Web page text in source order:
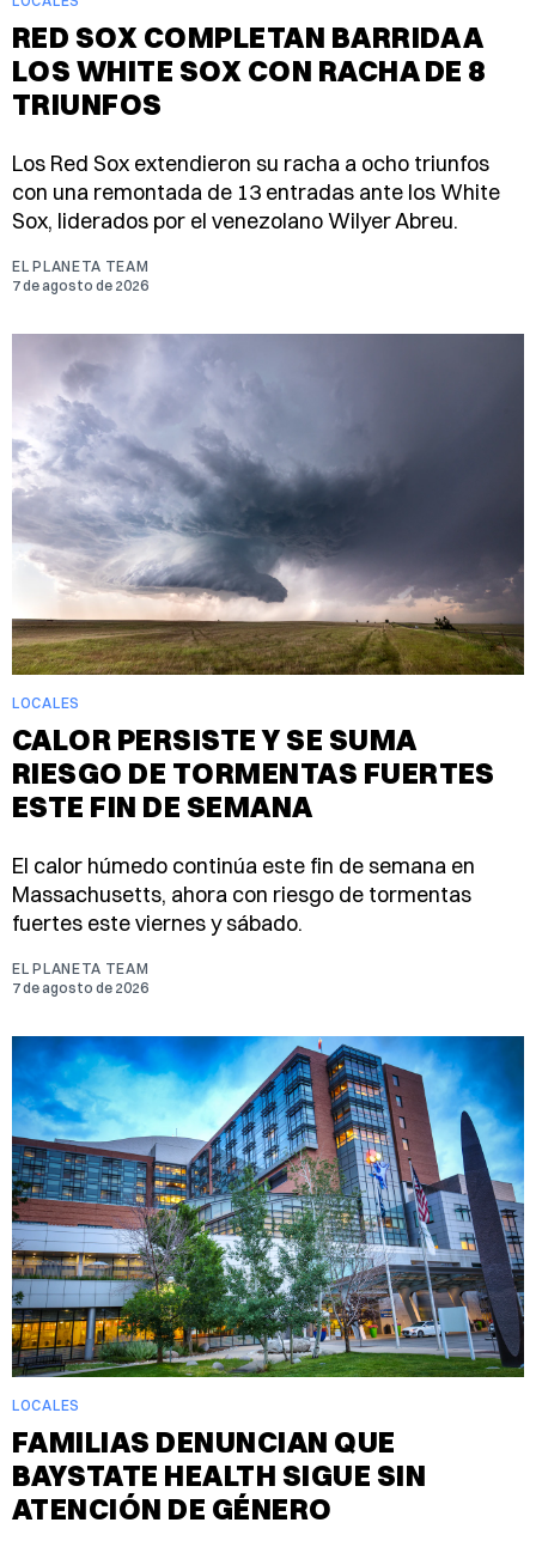
RED SOX COMPLETAN BARRIDA A
LOS WHITE SOX CON RACHA DE 8
TRIUNFOS
Los Red Sox extendieron su racha a ocho triunfos
con una remontada de 13 entradas ante los White
Sox, liderados por el venezolano Wilyer Abreu.
EL PLANETA TEAM
7 de agosto de 2026
LOCALES
CALOR PERSISTE Y SE SUMA
RIESGO DE TORMENTAS FUERTES
ESTE FIN DE SEMANA
El calor húmedo continúa este fin de semana en
Massachusetts, ahora con riesgo de tormentas
fuertes este viernes y sábado.
EL PLANETA TEAM
7 de agosto de 2026
LOCALES
FAMILIAS DENUNCIAN QUE
BAYSTATE HEALTH SIGUE SIN
ATENCIÓN DE GÉNERO